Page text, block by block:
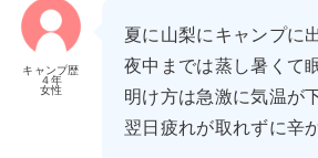
キャンプ歴
４年
女性
夏に山梨にキャンプに
夜中までは蒸し暑くて
明け方は急激に気温が
翌日疲れが取れずに辛